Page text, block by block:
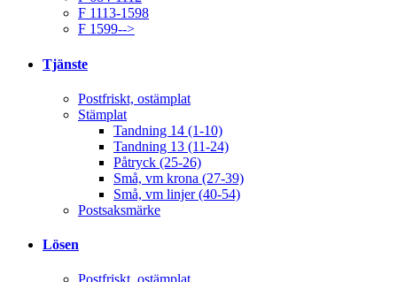
F 1113-1598
F 1599-->
Tjänste
Postfriskt, ostämplat
Stämplat
Tandning 14 (1-10)
Tandning 13 (11-24)
Påtryck (25-26)
Små, vm krona (27-39)
Små, vm linjer (40-54)
Postsaksmärke
Lösen